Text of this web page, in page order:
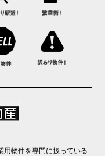
用物件を専門に扱っている